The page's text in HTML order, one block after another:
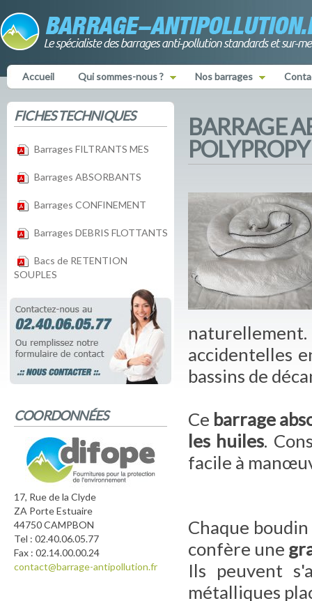
Accueil Qui sommes-nous ? Nos barrages
FICHES TECHNIQUES
Barrages FILTRANTS MES
Barrages ABSORBANTS
Barrages CONFINEMENT
Barrages DEBRIS FLOTTANTS
Bacs de RETENTION
SOUPLES
COORDONNÉES
17, Rue de la Clyde
ZA Porte Estuaire
44750 CAMPBON
Tel : 02.40.06.05.77
Fax : 02.14.00.00.24
contact@barrage-antipollution.fr
BARRAGE
accidentelles
bassins de
Ce barrage
les huiles.
facile à
Chaque
confère une
Ils peuvent
métalliques